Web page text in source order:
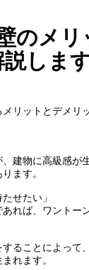
のメリ
します
リットとデメリ
建物に高級感が
ます。
せたい」
れば、ワントー
ることによって
れます。